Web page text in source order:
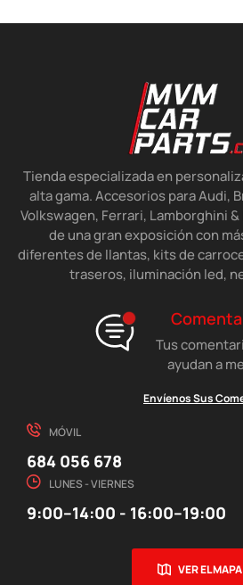
Tienda especializada en
alta gama. Accesorios para Audi,
Volkswagen, Ferrari, Lamborghini
de una gran exposición con
diferentes de llantas, kits de
traseros, iluminación led,
Tus
ayudan a
Envíenos Sus
MÓVIL
684 056 678
LUNES - VIERNES
9:00–14:00 - 16:00–19:00
VER EL MAPA